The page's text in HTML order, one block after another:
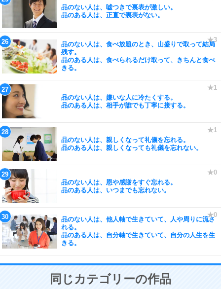
品のない人は、嘘つきで裏表が激しい。
品のある人は、正直で裏表がない。
品のない人は、食べ放題のとき、山盛りで取って結局
残す。
品のある人は、食べられるだけ取って、きちんと食べ
きる。
品のない人は、嫌いな人に冷たくする。
品のある人は、相手が誰でも丁寧に接する。
品のない人は、親しくなって礼儀を忘れる。
品のある人は、親しくなっても礼儀を忘れない。
品のない人は、恩や感謝をすぐ忘れる。
品のある人は、いつまでも忘れない。
品のない人は、他人軸で生きていて、人や周りに流さ
れる。
品のある人は、自分軸で生きていて、自分の人生を生
きる。
同じカテゴリーの作品